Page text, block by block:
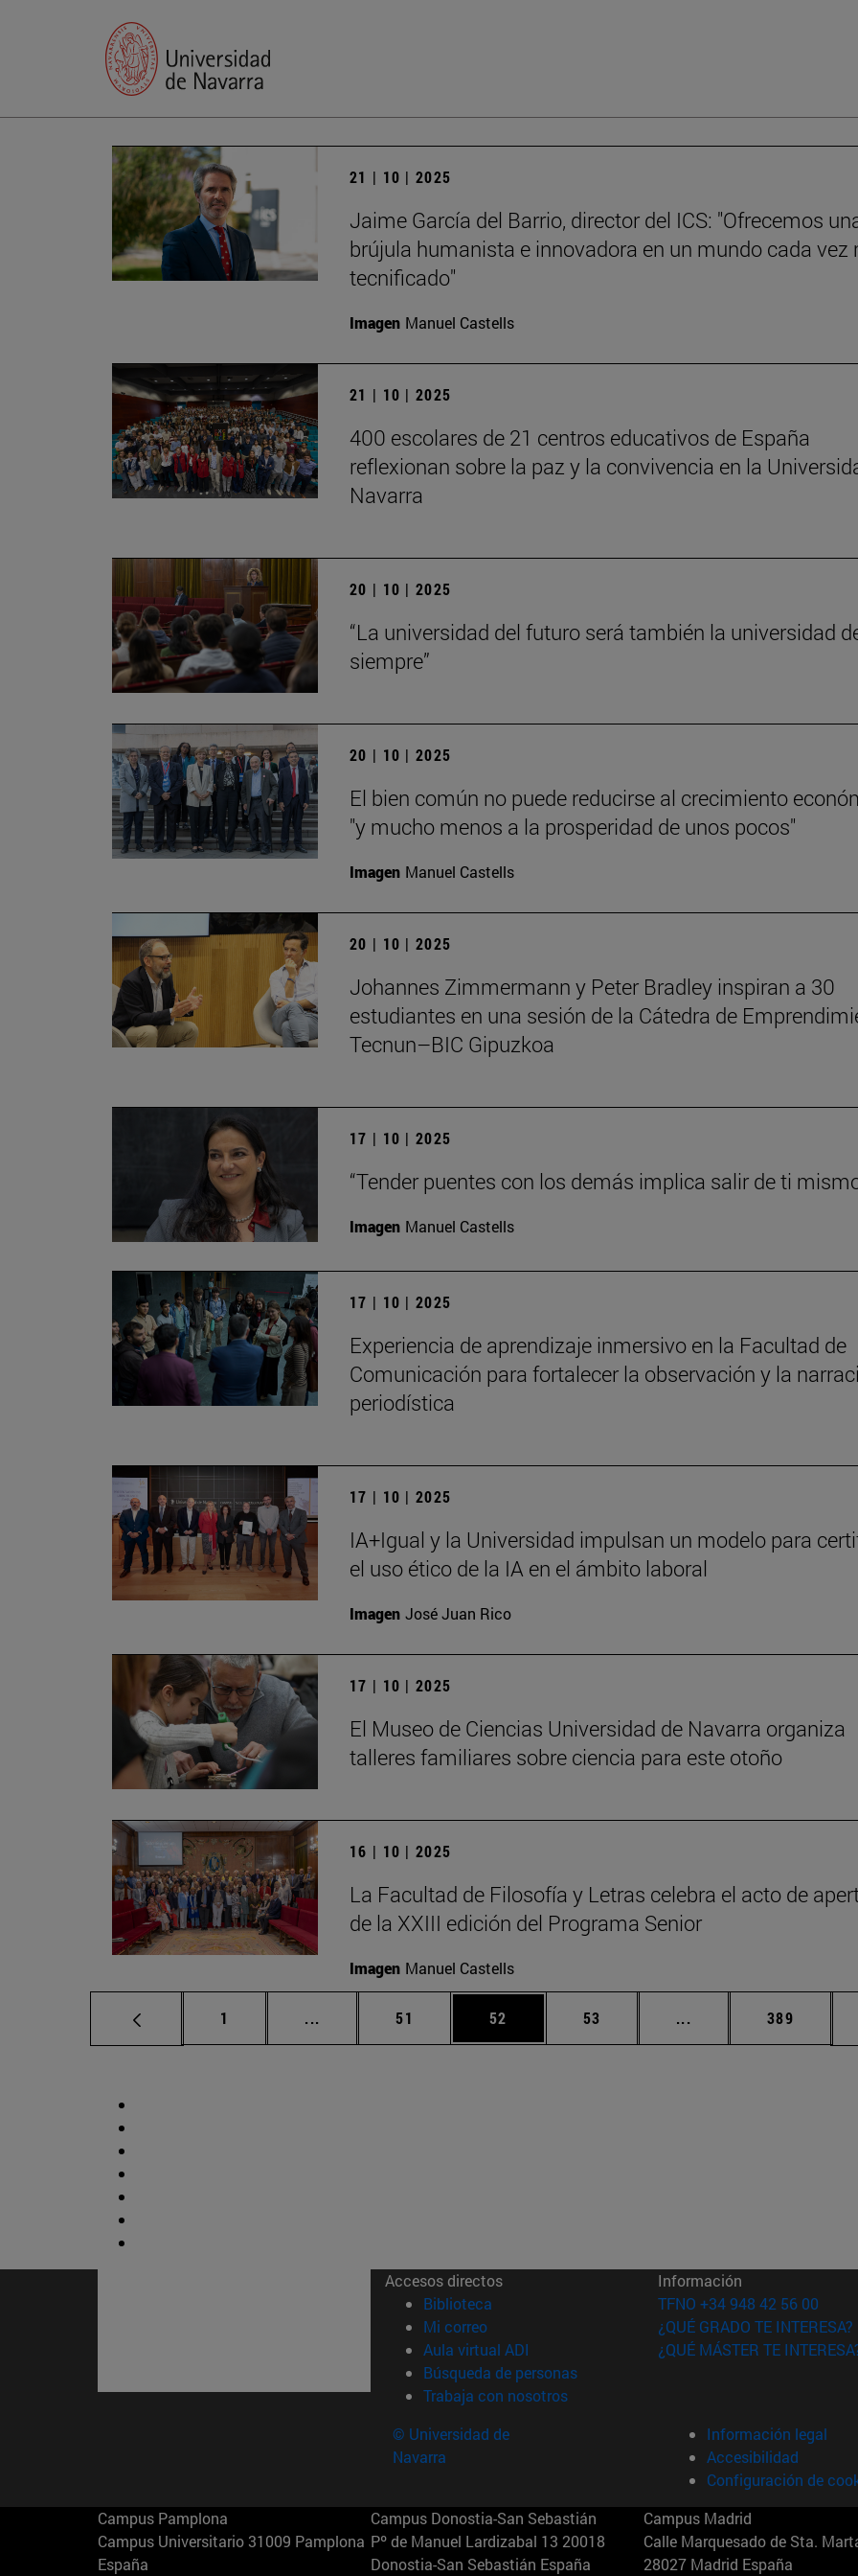
21 | 10 | 2025
Jaime García del Barrio, director del ICS: "Ofrecemos
brújula humanista e innovadora en un mundo cada vez
tecnificado"
Imagen Manuel Castells
21 | 10 | 2025
400 escolares de 21 centros educativos de España
reflexionan sobre la paz y la convivencia en la
Navarra
20 | 10 | 2025
“La universidad del futuro será también la universidad
siempre”
20 | 10 | 2025
El bien común no puede reducirse al crecimiento
"y mucho menos a la prosperidad de unos pocos"
Imagen Manuel Castells
20 | 10 | 2025
Johannes Zimmermann y Peter Bradley inspiran a 30
estudiantes en una sesión de la Cátedra de
Tecnun–BIC Gipuzkoa
17 | 10 | 2025
“Tender puentes con los demás implica salir de ti
Imagen Manuel Castells
17 | 10 | 2025
Experiencia de aprendizaje inmersivo en la Facultad de
Comunicación para fortalecer la observación y la
periodística
17 | 10 | 2025
IA+Igual y la Universidad impulsan un modelo para
el uso ético de la IA en el ámbito laboral
Imagen José Juan Rico
17 | 10 | 2025
El Museo de Ciencias Universidad de Navarra organiza
talleres familiares sobre ciencia para este otoño
16 | 10 | 2025
La Facultad de Filosofía y Letras celebra el acto de
de la XXIII edición del Programa Senior
Imagen Manuel Castells
Página
1 ... Páginas intermedias Use TAB para desplazarse.
Página
51 Página
52 Página
53 ... Páginas intermedias
Página
389
Accesos directos
Biblioteca (abre en nueva ventana)
Mi correo(abre en nueva ventana)
Aula virtual ADI (abre en nueva ventana)
Búsqueda de personas(abre en nueva ventana)
Trabaja con nosotros(abre en nueva ventana)
Información
TFNO +34 948 42 56 00
¿QUÉ GRADO TE INTERESA?
¿QUÉ MÁSTER TE
© Universidad de
Navarra
Información legal
Accesibilidad
Configuración de
Campus Pamplona
Campus Universitario 31009 Pamplona
España
Campus Donostia-San Sebastián
Pº de Manuel Lardizabal 13 20018
Donostia-San Sebastián España
Campus Madrid
Calle Marquesado de Sta.
28027 Madrid España